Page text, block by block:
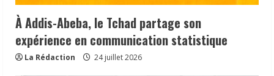
À Addis-Abeba, le Tchad partage son
expérience en communication statistique
La Rédaction 24 juillet 2026